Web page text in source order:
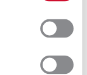
przed
i